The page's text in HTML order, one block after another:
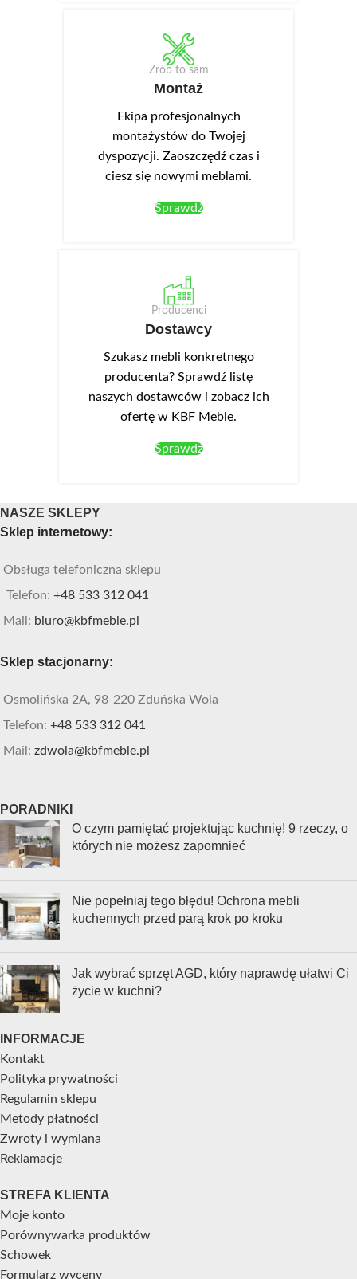
Zrób to sam
Montaż
Ekipa profesjonalnych
montażystów do Twojej
dyspozycji. Zaoszczędź czas i
ciesz się nowymi meblami.
Sprawdź
Producenci
Dostawcy
Szukasz mebli konkretnego
producenta? Sprawdź listę
naszych dostawców i zobacz ich
ofertę w KBF Meble.
Sprawdź
NASZE SKLEPY
Sklep internetowy:
Obsługa telefoniczna sklepu
Telefon: +48 533 312 041
Mail: biuro@kbfmeble.pl
Sklep stacjonarny:
Osmolińska 2A, 98-220 Zduńska Wola
Telefon: +48 533 312 041
Mail: zdwola@kbfmeble.pl
PORADNIKI
O czym pamiętać projektując kuchnię! 9 rzeczy, o
których nie możesz zapomnieć
Nie popełniaj tego błędu! Ochrona mebli
kuchennych przed parą krok po kroku
Jak wybrać sprzęt AGD, który naprawdę ułatwi Ci
życie w kuchni?
INFORMACJE
Kontakt
Polityka prywatności
Regulamin sklepu
Metody płatności
Zwroty i wymiana
Reklamacje
STREFA KLIENTA
Moje konto
Porównywarka produktów
Schowek
Formularz wyceny